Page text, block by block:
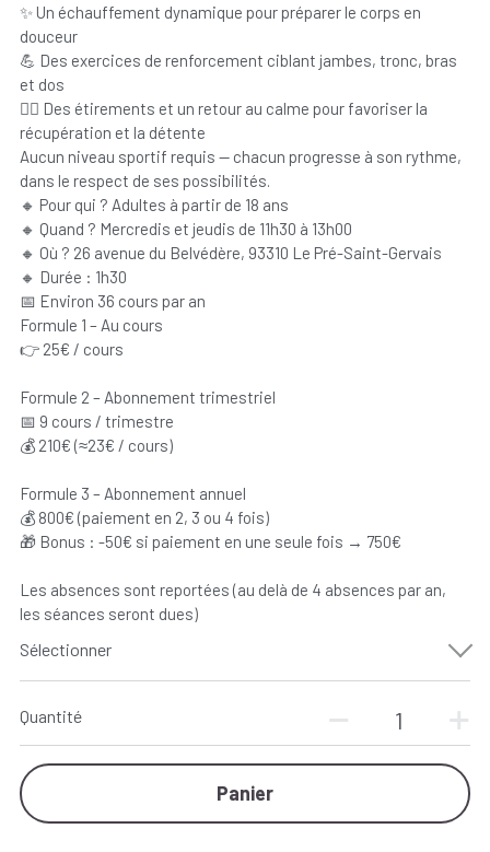
✨ Un échauffement dynamique pour préparer le corps en
douceur
💪 Des exercices de renforcement ciblant jambes, tronc, bras
et dos
🧘‍♀️ Des étirements et un retour au calme pour favoriser la
récupération et la détente
Aucun niveau sportif requis — chacun progresse à son rythme,
dans le respect de ses possibilités.
🔸 Pour qui ? Adultes à partir de 18 ans
🔸 Quand ? Mercredis et jeudis de 11h30 à 13h00
🔸 Où ? 26 avenue du Belvédère, 93310 Le Pré-Saint-Gervais
🔸 Durée : 1h30
📅 Environ 36 cours par an
Formule 1 – Au cours
👉 25€ / cours
Formule 2 – Abonnement trimestriel
📅 9 cours / trimestre
💰 210€ (≈23€ / cours)
Formule 3 – Abonnement annuel
💰 800€ (paiement en 2, 3 ou 4 fois)
🎁 Bonus : -50€ si paiement en une seule fois → 750€
Les absences sont reportées (au delà de 4 absences par an,
les séances seront dues)
Sélectionner
Quantité
Panier